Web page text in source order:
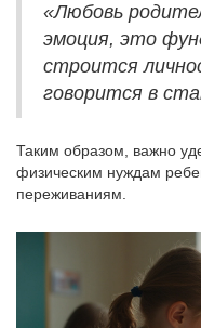
«Любовь
эмоция, это
строится
говорится в
Таким образом, важно
физическим нуждам
переживаниям.